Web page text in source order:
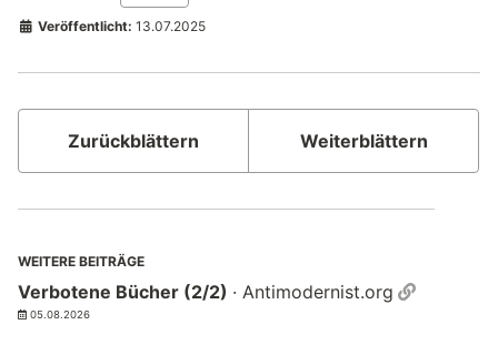
Veröffentlicht: 13.07.2025
Zurückblättern Weiterblättern
WEITERE BEITRÄGE
Verbotene Bücher (2/2) · Antimodernist.org
05.08.2026